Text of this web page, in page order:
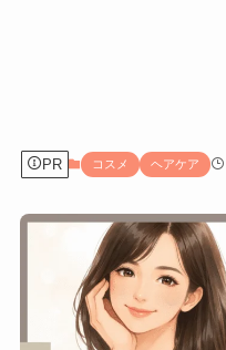
PR コスメ ヘアケア